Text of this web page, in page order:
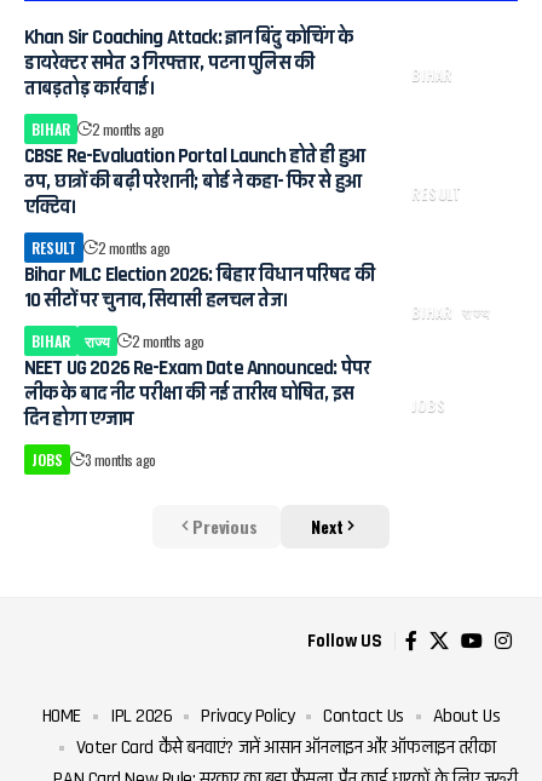
BIHAR
Khan Sir Coaching Attack: ज्ञान बिंदु कोचिंग के
डायरेक्टर समेत 3 गिरफ्तार, पटना पुलिस की
ताबड़तोड़ कार्रवाई।
BIHAR 2 months ago
RESULT
CBSE Re-Evaluation Portal Launch होते ही हुआ
ठप, छात्रों की बढ़ी परेशानी; बोर्ड ने कहा- फिर से हुआ
एक्टिव।
RESULT 2 months ago
BIHAR राज्य
Bihar MLC Election 2026: बिहार विधान परिषद की
10 सीटों पर चुनाव, सियासी हलचल तेज।
BIHAR राज्य 2 months ago
JOBS
NEET UG 2026 Re-Exam Date Announced: पेपर
लीक के बाद नीट परीक्षा की नई तारीख घोषित, इस
दिन होगा एग्जाम
JOBS 3 months ago
Previous Next
Follow US
HOME IPL 2026 Privacy Policy Contact Us
About Us
Voter Card कैसे बनवाएं? जानें आसान ऑनलाइन और ऑफलाइन तरीका